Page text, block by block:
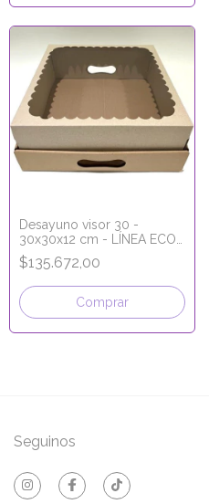
Desayuno visor 30 -
30x30x12 cm - LÍNEA ECO
KRAFT
$135.672,00
Comprar
Seguinos